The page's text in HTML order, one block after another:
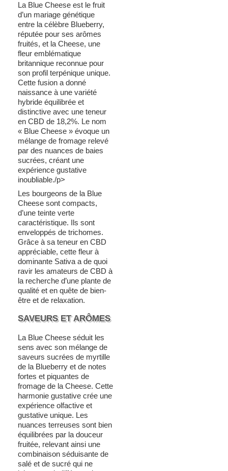
La Blue Cheese est le fruit
d’un mariage génétique
entre la célèbre Blueberry,
réputée pour ses arômes
fruités, et la Cheese, une
fleur emblématique
britannique reconnue pour
son profil terpénique unique.
Cette fusion a donné
naissance à une variété
hybride équilibrée et
distinctive avec une teneur
en CBD de 18,2%. Le nom
« Blue Cheese » évoque un
mélange de fromage relevé
par des nuances de baies
sucrées, créant une
expérience gustative
inoubliable./p>
Les bourgeons de la Blue
Cheese sont compacts,
d’une teinte verte
caractéristique. Ils sont
enveloppés de trichomes.
Grâce à sa teneur en CBD
appréciable, cette fleur à
dominante Sativa a de quoi
ravir les amateurs de CBD à
la recherche d’une plante de
qualité et en quête de bien-
être et de relaxation.
SAVEURS ET ARÔMES
La Blue Cheese séduit les
sens avec son mélange de
saveurs sucrées de myrtille
de la Blueberry et de notes
fortes et piquantes de
fromage de la Cheese. Cette
harmonie gustative crée une
expérience olfactive et
gustative unique. Les
nuances terreuses sont bien
équilibrées par la douceur
fruitée, relevant ainsi une
combinaison séduisante de
salé et de sucré qui ne